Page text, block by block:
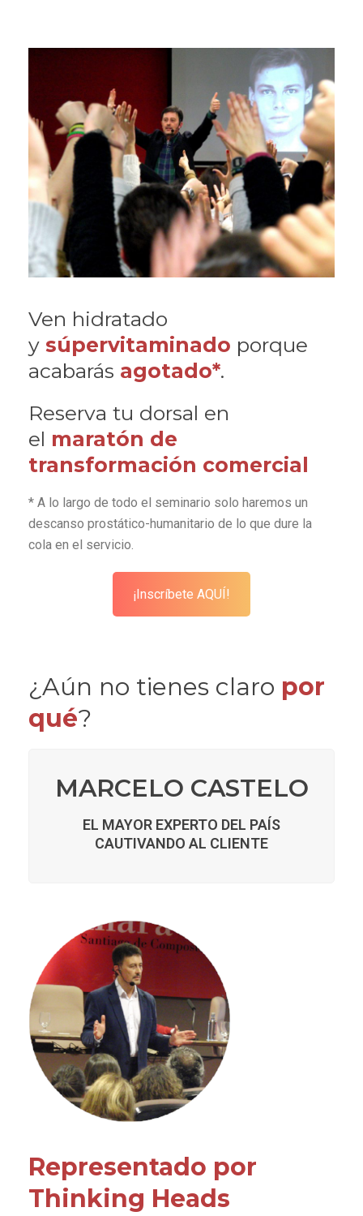
Ven hidratado
y súpervitaminado porque
acabarás agotado*.
Reserva tu dorsal en
el maratón de
transformación comercial
* A lo largo de todo el seminario solo haremos un
descanso prostático-humanitario de lo que dure la
cola en el servicio.
¡Inscríbete AQUÍ!
¿Aún no tienes claro por
qué?
MARCELO CASTELO
EL MAYOR EXPERTO DEL PAÍS
CAUTIVANDO AL CLIENTE
Representado por
Thinking Heads